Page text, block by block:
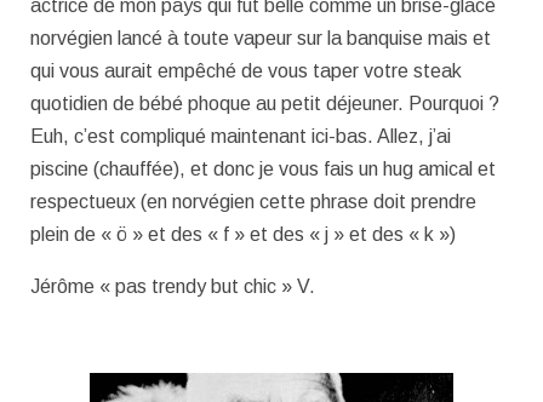
actrice de mon pays qui fut belle comme un brise-glace
norvégien lancé à toute vapeur sur la banquise mais et
qui vous aurait empêché de vous taper votre steak
quotidien de bébé phoque au petit déjeuner. Pourquoi ?
Euh, c’est compliqué maintenant ici-bas. Allez, j’ai
piscine (chauffée), et donc je vous fais un hug amical et
respectueux (en norvégien cette phrase doit prendre
plein de « ö » et des « f » et des « j » et des « k »)
Jérôme « pas trendy but chic » V.